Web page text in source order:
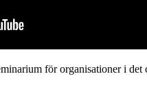
för organisationer i